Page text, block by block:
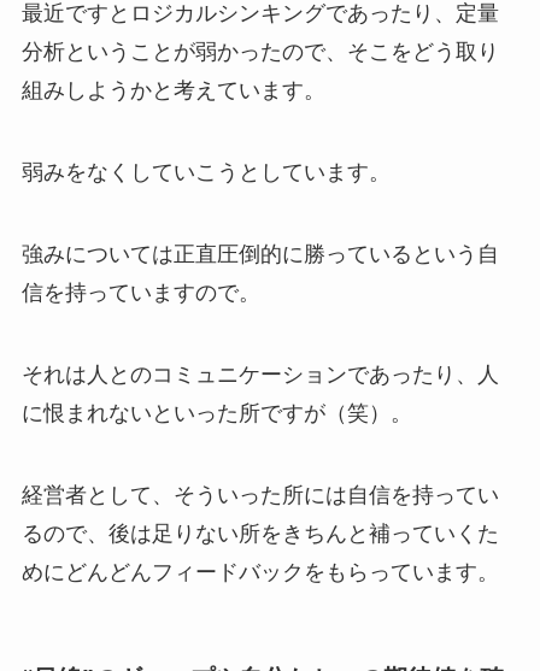
最近ですとロジカルシンキングであったり、定量
分析ということが弱かったので、そこをどう取り
組みしようかと考えています。
弱みをなくしていこうとしています。
強みについては正直圧倒的に勝っているという自
信を持っていますので。
それは人とのコミュニケーションであったり、人
に恨まれないといった所ですが（笑）。
経営者として、そういった所には自信を持ってい
るので、後は足りない所をきちんと補っていくた
めにどんどんフィードバックをもらっています。